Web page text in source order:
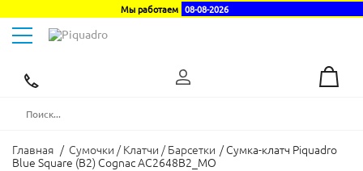
Мы работаем 08-08-2026
Toggle
navigation
Главная / Сумочки / Клатчи / Барсетки / Сумка-клатч Piquadro
Blue Square (B2) Cognac AC2648B2_MO